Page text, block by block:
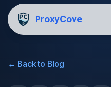
ProxyCove
← Back to Blog